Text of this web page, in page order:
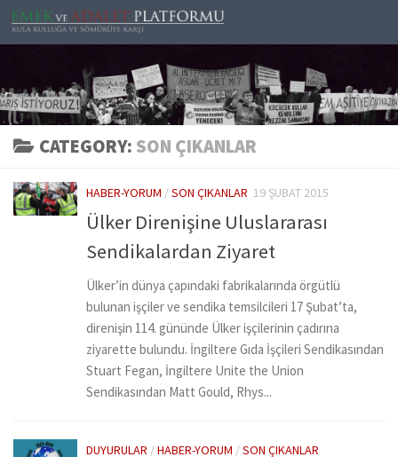
Skip to content
CATEGORY: SON ÇIKANLAR
HABER-YORUM /SON ÇIKANLAR 19 ŞUBAT 2015
Ülker Direnişine Uluslararası
Sendikalardan Ziyaret
Ülker’in dünya çapındaki fabrikalarında örgütlü
bulunan işçiler ve sendika temsilcileri 17 Şubat’ta,
direnişin 114. gününde Ülker işçilerinin çadırına
ziyarette bulundu. İngiltere Gıda İşçileri Sendikasından
Stuart Fegan, İngiltere Unite the Union
Sendikasından Matt Gould, Rhys...
DUYURULAR /HABER-YORUM /SON ÇIKANLAR